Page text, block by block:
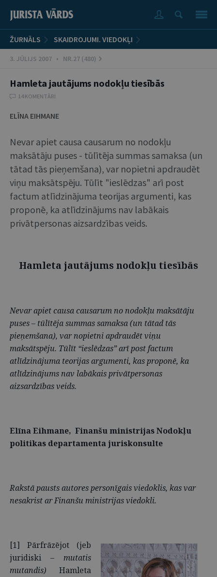
ŽURNĀLS SKAIDROJUMI. VIEDOKĻI
3. JŪLIJS 2007 • NR.27 (480)
Hamleta jautājums nodokļu tiesībās
14 KOMENTĀRI
ELĪNA EIHMANE
Nevar apiet causa causarum no nodokļu
maksātāju puses - tūlītēja summas samaksa (un
tātad tās pieņemšana), var nopietni apdraudēt
viņu maksātspēju. Tūlīt "ieslēdzas" arī post
factum atlīdzinājuma teorijas argumenti, kas
proponē, ka atlīdzinājums nav labākais
privātpersonas aizsardzības veids.
Hamleta jautājums nodokļu tiesībās
Nevar apiet causa causarum no nodokļu maksātāju
puses – tūlītēja summas samaksa (un tātad tās
pieņemšana), var nopietni apdraudēt viņu
maksātspēju. Tūlīt “ieslēdzas” arī post factum
atlīdzinājuma teorijas argumenti, kas proponē, ka
atlīdzinājums nav labākais privātpersonas
aizsardzības veids.
Elīna Eihmane, Finanšu ministrijas Nodokļu
politikas departamenta juriskonsulte
Rakstā pausts autores personīgais viedoklis, kas var
nesakrist ar Finanšu ministrijas viedokli.
[1] Pārfrāzējot (jeb
juridiski – mutatis
mutandis) Hamleta